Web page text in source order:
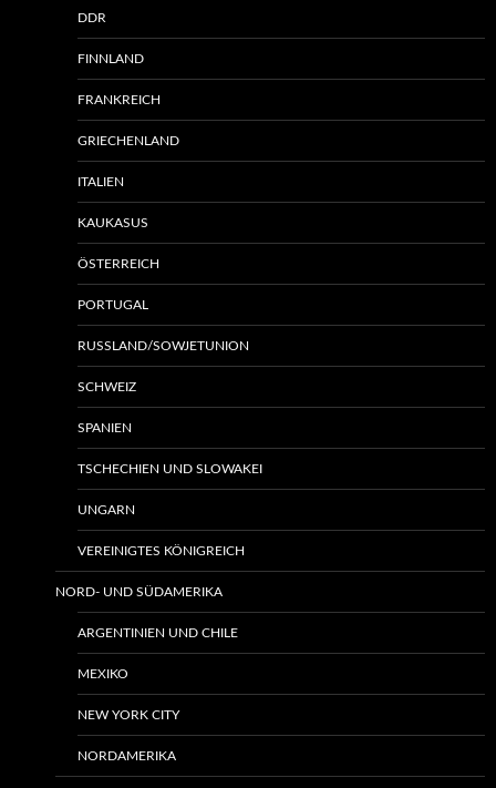
DDR
FINNLAND
FRANKREICH
GRIECHENLAND
ITALIEN
KAUKASUS
ÖSTERREICH
PORTUGAL
RUSSLAND/SOWJETUNION
SCHWEIZ
SPANIEN
TSCHECHIEN UND SLOWAKEI
UNGARN
VEREINIGTES KÖNIGREICH
NORD- UND SÜDAMERIKA
ARGENTINIEN UND CHILE
MEXIKO
NEW YORK CITY
NORDAMERIKA